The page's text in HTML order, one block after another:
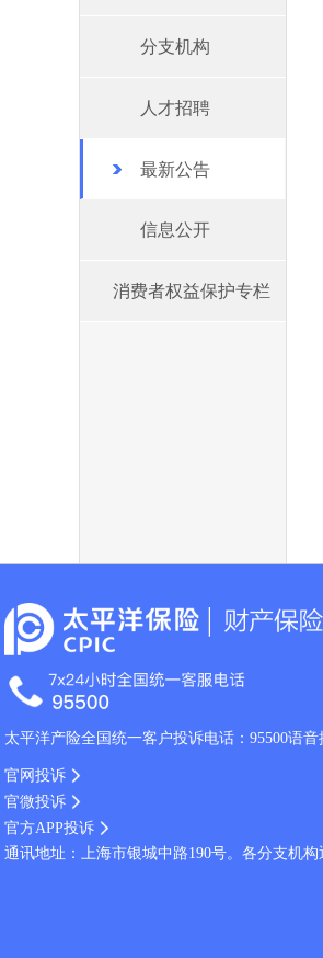
分支机构
人才招聘
最新公告
信息公开
消费者权益保护专栏
太平洋产险全国统一客户投诉电话：95500语
官网投诉
官微投诉
官方APP投诉
通讯地址：上海市银城中路190号。各分支机